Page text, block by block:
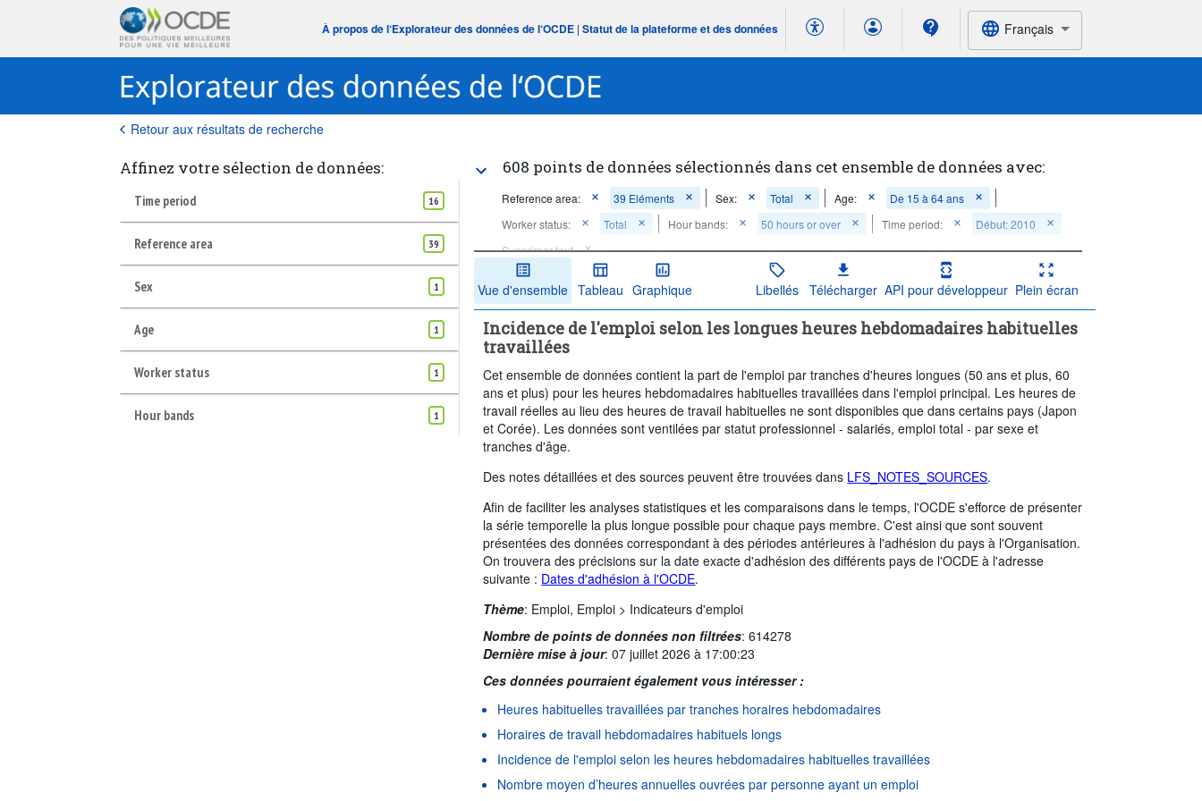
À propos de l‘Explorateur des données de l‘OCDE |Statut de la plateforme et des données Français
Retour aux résultats de recherche
Affinez votre sélection de données:
Time period 16
Reference area 39
Sex 1
Age 1
Worker status 1
Hour bands 1
608 points de données sélectionnés dans cet ensemble de données avec:
Reference area: 39 Eléments Sex: Total Age:
De 15 à 64 ans
Worker status:
Total Hour bands: 50 hours or over Time period:
Début: 2010
Supprimer tout
Vue d'ensemble Tableau Graphique Libellés Télécharger API pour développeur Plein écran
Incidence de l'emploi selon les longues heures hebdomadaires habituelles
travaillées
Cet ensemble de données contient la part de l'emploi par tranches d'heures longues (50 ans et plus, 60
ans et plus) pour les heures hebdomadaires habituelles travaillées dans l'emploi principal. Les heures de
travail réelles au lieu des heures de travail habituelles ne sont disponibles que dans certains pays (Japon
et Corée). Les données sont ventilées par statut professionnel - salariés, emploi total - par sexe et
tranches d'âge.
Des notes détaillées et des sources peuvent être trouvées dans LFS_NOTES_SOURCES.
Afin de faciliter les analyses statistiques et les comparaisons dans le temps, l'OCDE s'efforce de présenter
la série temporelle la plus longue possible pour chaque pays membre. C'est ainsi que sont souvent
présentées des données correspondant à des périodes antérieures à l'adhésion du pays à l'Organisation.
On trouvera des précisions sur la date exacte d'adhésion des différents pays de l'OCDE à l'adresse
suivante : Dates d'adhésion à l'OCDE.
Thème: Emploi, Emploi > Indicateurs d'emploi
Nombre de points de données non filtrées:614278
Dernière mise à jour:07 juillet 2026 à 17:00:23
Ces données pourraient également vous intéresser :
Heures habituelles travaillées par tranches horaires hebdomadaires
Horaires de travail hebdomadaires habituels longs
Incidence de l'emploi selon les heures hebdomadaires habituelles travaillées
Nombre moyen d’heures annuelles ouvrées par personne ayant un emploi